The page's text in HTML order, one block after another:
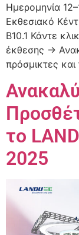
Ημερομηνία
Εκθεσιακό
B10.1 Κάντε
έκθεσης →
πρόσμικτες
το
2025